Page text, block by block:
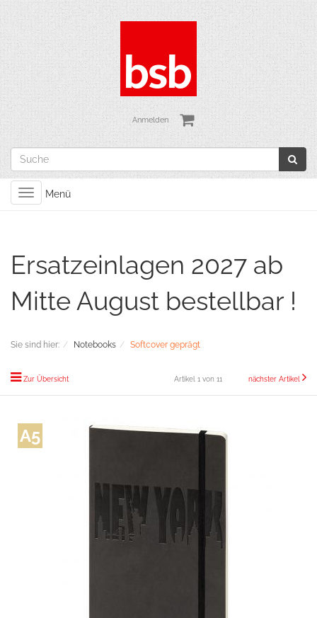
Anmelden
Toggle
navigation
Menü
Ersatzeinlagen 2027 ab
Mitte August bestellbar !
Sie sind hier: Notebooks Softcover geprägt
Zur Übersicht Artikel 1 von 11 nächster Artikel
A5